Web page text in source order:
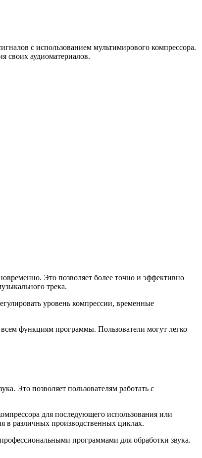
с использованием мультимирового компрессора.
своих аудиоматериалов.
Это позволяет более точно и эффективно
трека.
уровень компрессии, временные
функциям программы. Пользователи могут легко
Это позволяет пользователям работать с
для последующего использования или
в различных производственных циклах.
программами для обработки звука.